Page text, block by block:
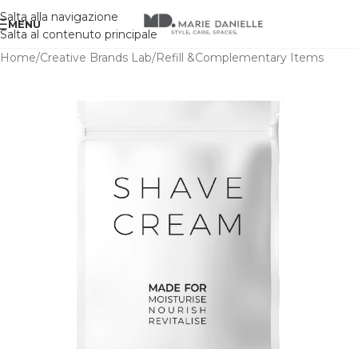
Salta alla navigazione
Salta al contenuto principale
MENU
Home/Creative Brands Lab/Refill &Complementary Items